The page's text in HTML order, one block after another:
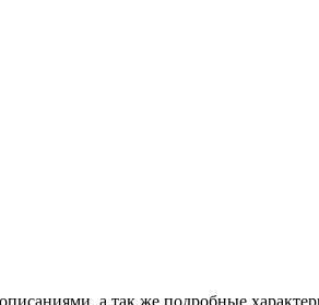
а так же подробные